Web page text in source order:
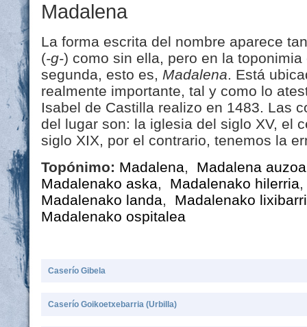
Madalena
La forma escrita del nombre aparece
(-g-) como sin ella, pero en la
segunda, esto es, Madalena. Está
realmente importante, tal y como lo
Isabel de Castilla realizo en 1483. Las
del lugar son: la iglesia del siglo XV, el
siglo XIX, por el contrario, tenemos la
Topónimo: Madalena, Madalena auzoa
Madalenako aska, Madalenako hilerria
Madalenako landa, Madalenako
Madalenako ospitalea
Caserío Gibela
Caserío Goikoetxebarria (Urbilla)